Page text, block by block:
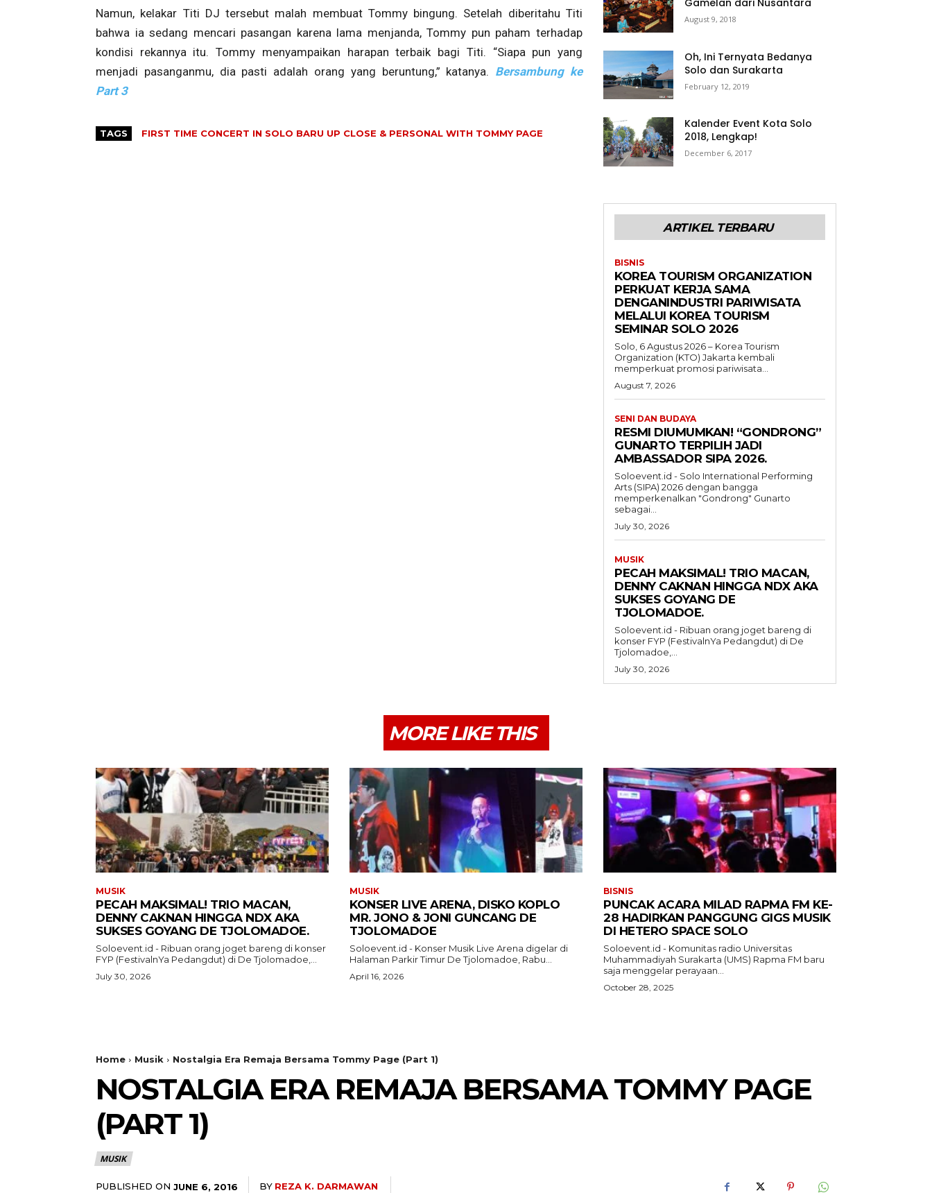
Namun, kelakar Titi DJ tersebut malah membuat Tommy bingung. Setelah diberitahu Titi
bahwa ia sedang mencari pasangan karena lama menjanda, Tommy pun paham terhadap
kondisi rekannya itu. Tommy menyampaikan harapan terbaik bagi Titi. “Siapa pun yang
menjadi pasanganmu, dia pasti adalah orang yang beruntung,” katanya. Bersambung ke
Part 3
TAGS FIRST TIME CONCERT IN SOLO BARU UP CLOSE & PERSONAL WITH TOMMY PAGE
Gamelan dari Nusantara
August 9, 2018
Oh, Ini Ternyata Bedanya
Solo dan Surakarta
February 12, 2019
Kalender Event Kota Solo
2018, Lengkap!
December 6, 2017
ARTIKEL TERBARU
BISNIS
KOREA TOURISM ORGANIZATION
PERKUAT KERJA SAMA
DENGANINDUSTRI PARIWISATA
MELALUI KOREA TOURISM
SEMINAR SOLO 2026
Solo, 6 Agustus 2026 – Korea Tourism
Organization (KTO) Jakarta kembali
memperkuat promosi pariwisata...
August 7, 2026
SENI DAN BUDAYA
RESMI DIUMUMKAN! “GONDRONG”
GUNARTO TERPILIH JADI
AMBASSADOR SIPA 2026.
Soloevent.id - Solo International Performing
Arts (SIPA) 2026 dengan bangga
memperkenalkan "Gondrong" Gunarto
sebagai...
July 30, 2026
MUSIK
PECAH MAKSIMAL! TRIO MACAN,
DENNY CAKNAN HINGGA NDX AKA
SUKSES GOYANG DE
TJOLOMADOE.
Soloevent.id - Ribuan orang joget bareng di
konser FYP (FestivalnYa Pedangdut) di De
Tjolomadoe,...
July 30, 2026
MORE LIKE THIS
MUSIK
PECAH MAKSIMAL! TRIO MACAN,
DENNY CAKNAN HINGGA NDX AKA
SUKSES GOYANG DE TJOLOMADOE.
Soloevent.id - Ribuan orang joget bareng di konser
FYP (FestivalnYa Pedangdut) di De Tjolomadoe,...
July 30, 2026
MUSIK
KONSER LIVE ARENA, DISKO KOPLO
MR. JONO & JONI GUNCANG DE
TJOLOMADOE
Soloevent.id - Konser Musik Live Arena digelar di
Halaman Parkir Timur De Tjolomadoe, Rabu...
April 16, 2026
BISNIS
PUNCAK ACARA MILAD RAPMA FM KE-
28 HADIRKAN PANGGUNG GIGS MUSIK
DI HETERO SPACE SOLO
Soloevent.id - Komunitas radio Universitas
Muhammadiyah Surakarta (UMS) Rapma FM baru
saja menggelar perayaan...
October 28, 2025